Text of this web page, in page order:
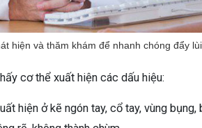
hiện và thăm khám để nhanh chóng đẩy
cơ thể xuất hiện các dấu hiệu:
hiện ở kẽ ngón tay, cổ tay, vùng